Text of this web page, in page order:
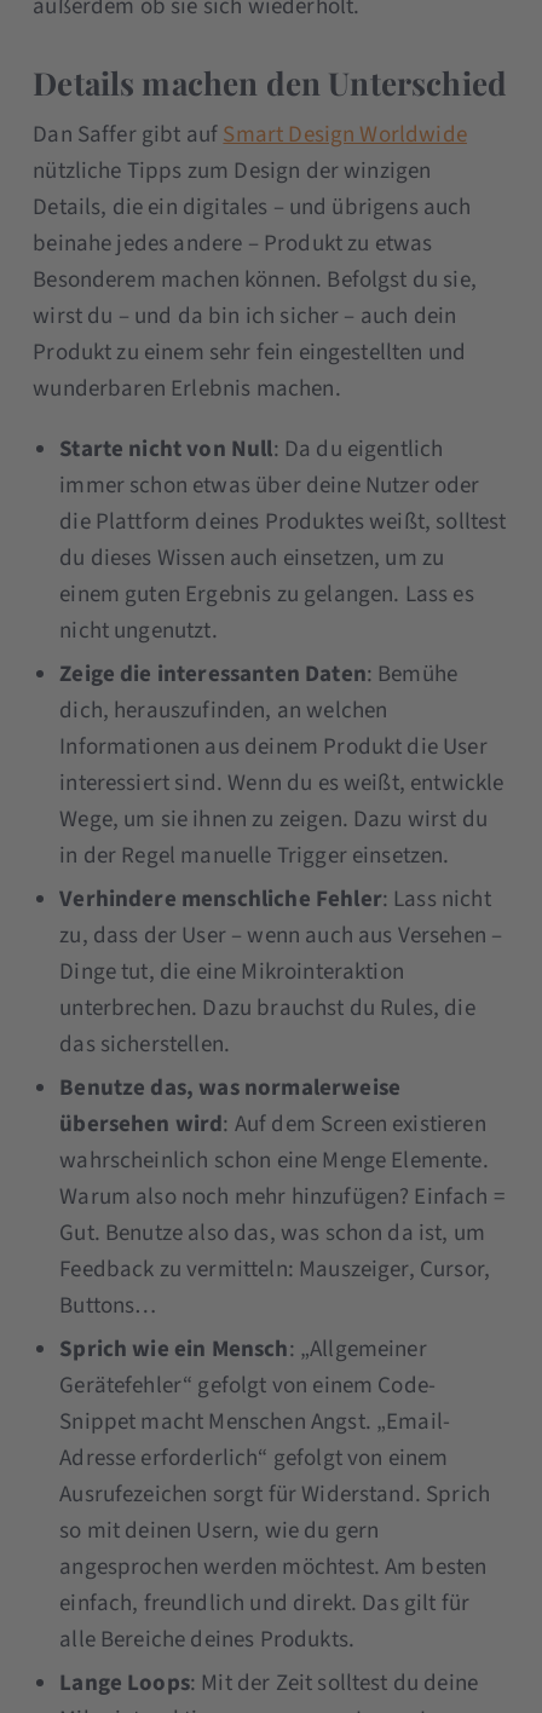
außerdem ob sie sich wiederholt.
Details machen den Unterschied
Dan Saffer gibt aufSmart Design Worldwide
nützliche Tipps zum Design der winzigen
Details, die ein digitales – und übrigens auch
beinahe jedes andere – Produkt zu etwas
Besonderem machen können. Befolgst du sie,
wirst du – und da bin ich sicher – auch dein
Produkt zu einem sehr fein eingestellten und
wunderbaren Erlebnis machen.
Starte nicht von Null: Da du eigentlich
immer schon etwas über deine Nutzer oder
die Plattform deines Produktes weißt, solltest
du dieses Wissen auch einsetzen, um zu
einem guten Ergebnis zu gelangen. Lass es
nicht ungenutzt.
Zeige die interessanten Daten: Bemühe
dich, herauszufinden, an welchen
Informationen aus deinem Produkt die User
interessiert sind. Wenn du es weißt, entwickle
Wege, um sie ihnen zu zeigen. Dazu wirst du
in der Regel manuelle Trigger einsetzen.
Verhindere menschliche Fehler: Lass nicht
zu, dass der User – wenn auch aus Versehen –
Dinge tut, die eine Mikrointeraktion
unterbrechen. Dazu brauchst du Rules, die
das sicherstellen.
Benutze das, was normalerweise
übersehen wird: Auf dem Screen existieren
wahrscheinlich schon eine Menge Elemente.
Warum also noch mehr hinzufügen? Einfach =
Gut. Benutze also das, was schon da ist, um
Feedback zu vermitteln: Mauszeiger, Cursor,
Buttons…
Sprich wie ein Mensch: „Allgemeiner
Gerätefehler“ gefolgt von einem Code-
Snippet macht Menschen Angst. „Email-
Adresse erforderlich“ gefolgt von einem
Ausrufezeichen sorgt für Widerstand. Sprich
so mit deinen Usern, wie du gern
angesprochen werden möchtest. Am besten
einfach, freundlich und direkt. Das gilt für
alle Bereiche deines Produkts.
Lange Loops: Mit der Zeit solltest du deine